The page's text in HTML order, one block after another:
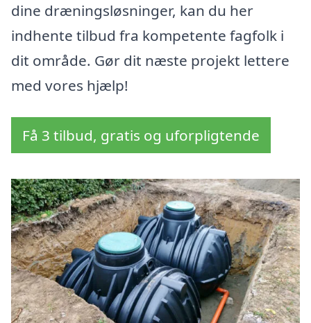
dine dræningsløsninger, kan du her
indhente tilbud fra kompetente fagfolk i
dit område. Gør dit næste projekt lettere
med vores hjælp!
Få 3 tilbud, gratis og uforpligtende